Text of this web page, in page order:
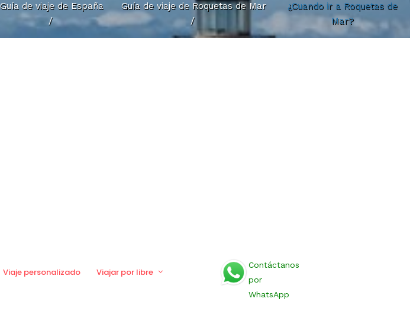
Guía de viaje de España
/
Guía de viaje de Roquetas de Mar
/
¿Cuando ir a Roquetas de
Mar?
Viaje personalizado Viajar por libre
Contáctanos
por
WhatsApp